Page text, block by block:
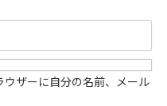
ザーに自分の名前、メール